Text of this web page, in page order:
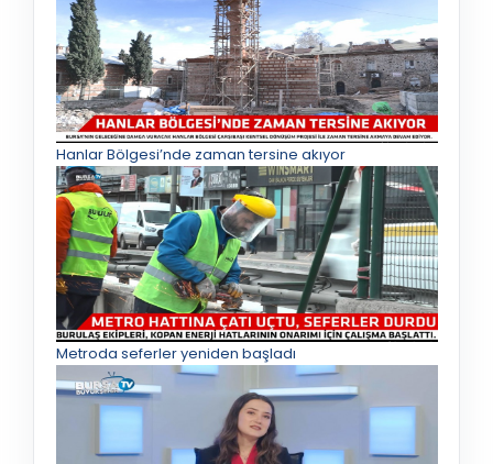
Hanlar Bölgesi’nde zaman tersine akıyor
Metroda seferler yeniden başladı